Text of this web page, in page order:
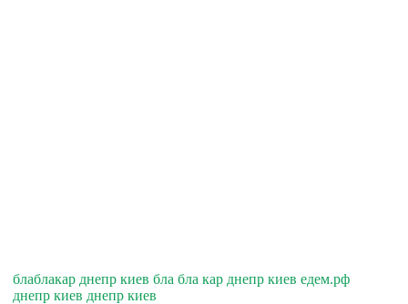
блаблакар днепр киев бла бла кар днепр киев едем.рф
днепр киев днепр киев